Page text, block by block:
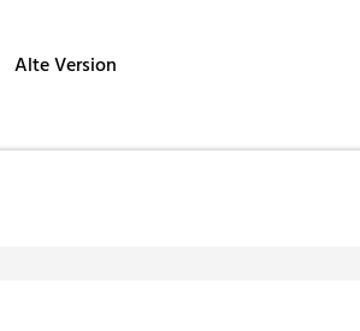
Alte Version